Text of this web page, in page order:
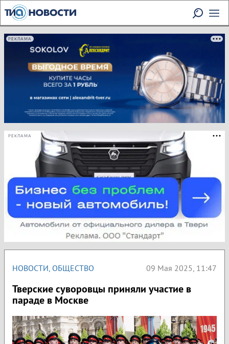
РЕКЛАМА
РЕКЛАМА
НОВОСТИ, ОБЩЕСТВО 09 Мая 2025, 11:47
Тверские суворовцы приняли участие в
параде в Москве